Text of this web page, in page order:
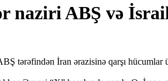
naziri ABŞ və
tərəfindən İran ərazisinə qarşı